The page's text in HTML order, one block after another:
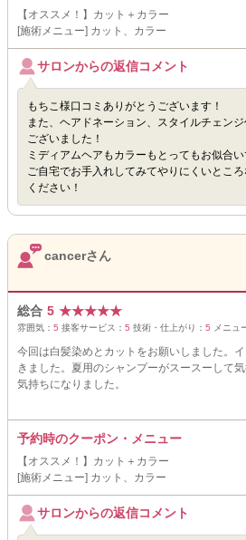
【オススメ！】カット＋カラー
[施術メニュー] カット、カラー
サロンからの返信コメント
もちこ様口コミありがとうございます！
また、ヘアドネーション、スタイルチェン
ございました！
ミディアムヘアもカラーもとってもお似合
ご自宅でお手入れしてみてやりにくいとこ
ください！
cancerさん
総合 5 ★★★★★
雰囲気： 5 接客サービス： 5 技術・仕上がり： 5 メニュ
今回は白髪染めとカットをお願いしました。
きました。夏用のシャンプーがスースーして
気持ちになりました。
予約時のクーポン・メニュー
【オススメ！】カット＋カラー
[施術メニュー] カット、カラー
サロンからの返信コメント